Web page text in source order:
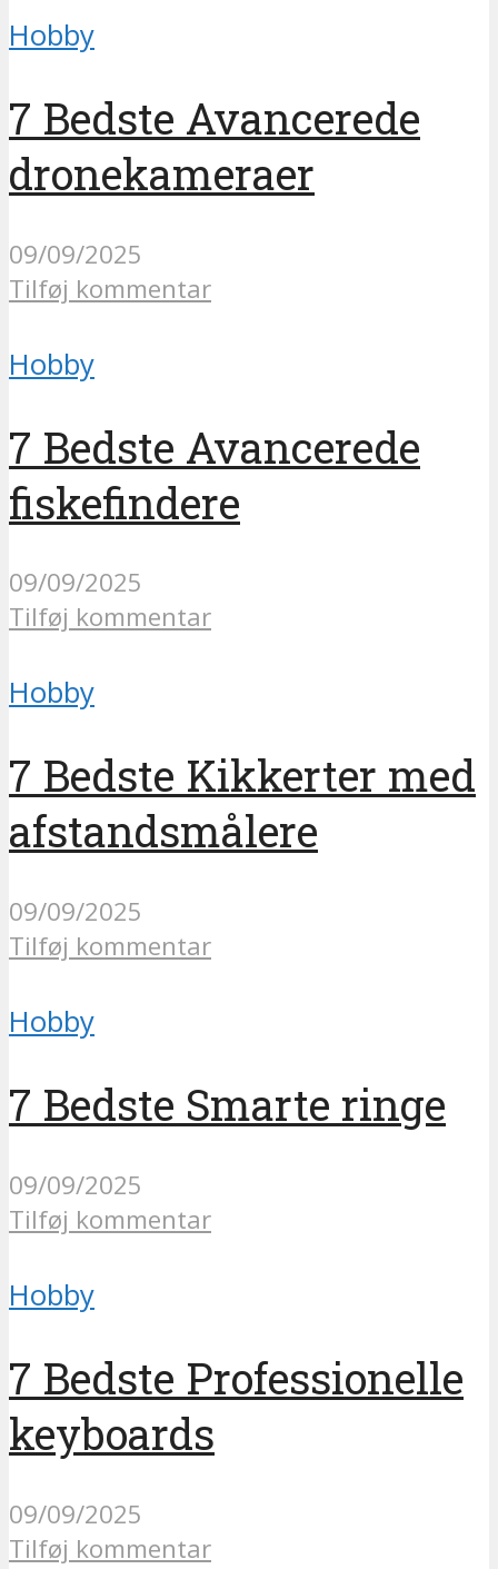
Hobby
7 Bedste Avancerede
dronekameraer
09/09/2025
Tilføj kommentar
Hobby
7 Bedste Avancerede
fiskefindere
09/09/2025
Tilføj kommentar
Hobby
7 Bedste Kikkerter med
afstandsmålere
09/09/2025
Tilføj kommentar
Hobby
7 Bedste Smarte ringe
09/09/2025
Tilføj kommentar
Hobby
7 Bedste Professionelle
keyboards
09/09/2025
Tilføj kommentar